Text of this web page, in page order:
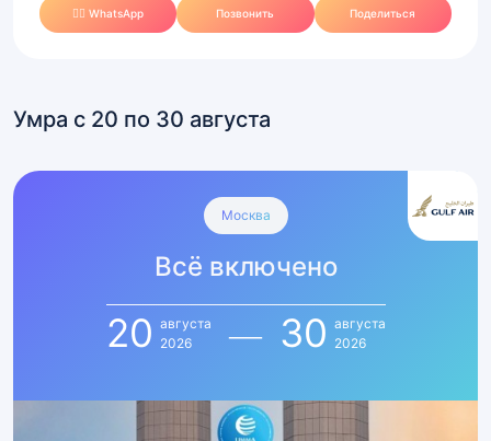
✍🏻 WhatsApp Позвонить Поделиться
Умра с 20 по 30 августа
Москва
Всё включено
20 августа
2026
30 августа
2026
Умра